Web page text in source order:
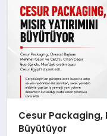
Cesur Packaging,
Büyütüyor